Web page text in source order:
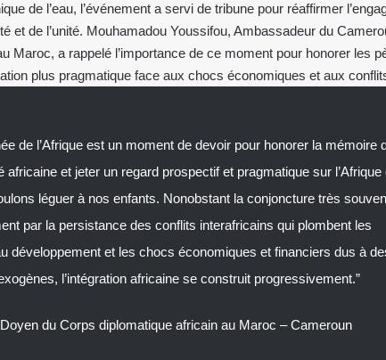
de l’eau, l’événement a servi de tribune pour réaffirmer
et de l’unité. Mouhamadou Youssifou, Ambassadeur du
Maroc, a rappelé l’importance de ce moment pour honorer les
plus pragmatique face aux chocs économiques et aux
de l’Afrique est un moment de devoir pour honorer la mémoire
africaine et jeter un regard prospectif et pragmatique sur l’Afrique
léguer à nos enfants. Nonobstant la conjoncture très
par la persistance des conflits interafricains qui plombent les
développement et les chocs économiques et financiers dus à
l’intégration africaine se construit progressivement.”
du Corps diplomatique africain au Maroc – Cameroun